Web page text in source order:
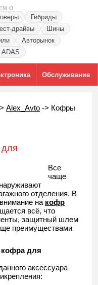
О
Гибриды
драйвы
Шины
Авторынок
ADAS
Обслуживание
Alex_Avto -> Кофры
Все
чаще
отделения. В
на кофр
всё, что
защитный шлем
преимуществами
кофра для
аксессуара